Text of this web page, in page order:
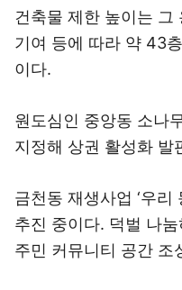
건축물 제한 높이는 그
기여 등에 따라 약 43
이다.
원도심인 중앙동 소나
지정해 상권 활성화 발
금천동 재생사업 ‘우리
추진 중이다. 덕벌 나
주민 커뮤니티 공간 조